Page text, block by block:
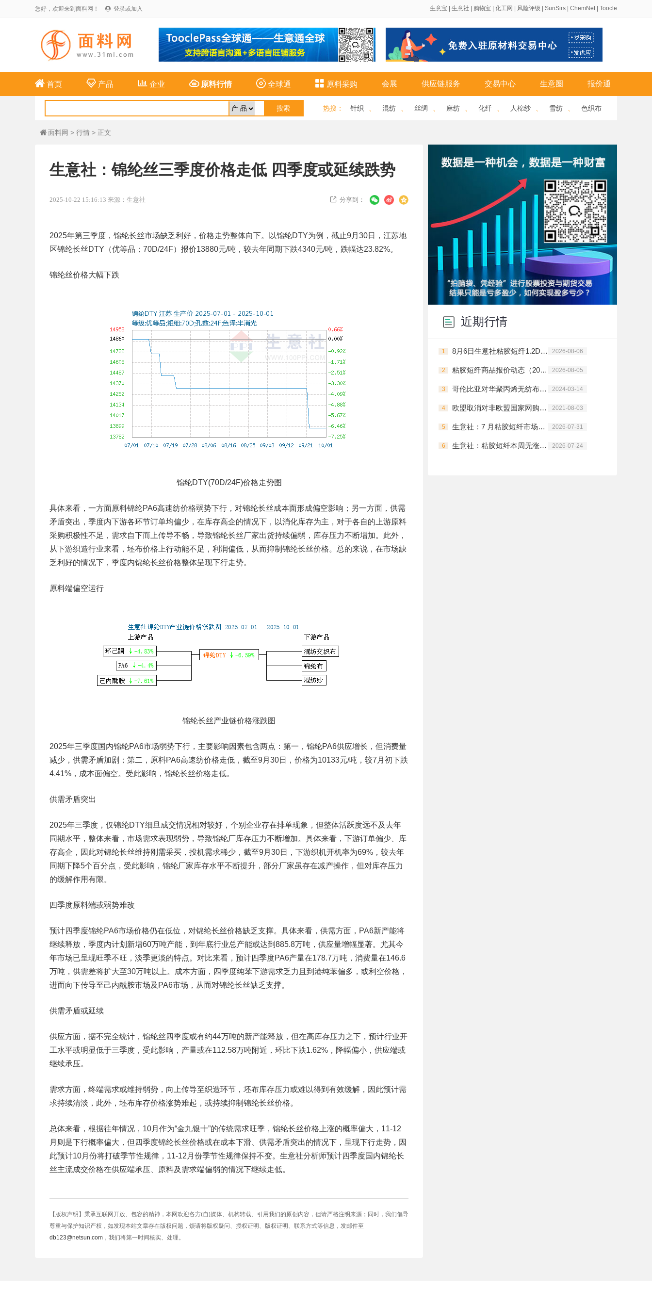
您好，欢迎来到面料网！  登录或加入 生意宝 生意社 购物宝 化工网 风险评级 SunSirs ChemNet| Toocle
 首页 产品 企业 原料行情 全球通  原料采购 会展 供应链服务 交易中心 生意圈 报价通
热搜 ： 针织 混纺 丝绸 麻纺 化纤 人棉纱 雪纺 色织布
 面料网 > 行情 > 正文
生意社：锦纶丝三季度价格走低 四季度或延续跌势
2025-10-22 15:16:13 来源：生意社  分享到：
2025年第三季度，锦纶长丝市场缺乏利好，价格走势整体向下。以锦纶DTY为例，截止9月30日，江苏地
区锦纶长丝DTY（优等品；70D/24F）报价13880元/吨，较去年同期下跌4340元/吨，跌幅达23.82%。
锦纶丝价格大幅下跌
锦纶DTY(70D/24F)价格走势图
具体来看，一方面原料锦纶PA6高速纺价格弱势下行，对锦纶长丝成本面形成偏空影响；另一方面，供需
矛盾突出，季度内下游各环节订单均偏少，在库存高企的情况下，以消化库存为主，对于各自的上游原料
采购积极性不足，需求自下而上传导不畅，导致锦纶长丝厂家出货持续偏弱，库存压力不断增加。此外，
从下游织造行业来看，坯布价格上行动能不足，利润偏低，从而抑制锦纶长丝价格。总的来说，在市场缺
乏利好的情况下，季度内锦纶长丝价格整体呈现下行走势。
原料端偏空运行
锦纶长丝产业链价格涨跌图
2025年三季度国内锦纶PA6市场弱势下行，主要影响因素包含两点：第一，锦纶PA6供应增长，但消费量
减少，供需矛盾加剧；第二，原料PA6高速纺价格走低，截至9月30日，价格为10133元/吨，较7月初下跌
4.41%，成本面偏空。受此影响，锦纶长丝价格走低。
供需矛盾突出
2025年三季度，仅锦纶DTY细旦成交情况相对较好，个别企业存在排单现象，但整体活跃度远不及去年
同期水平，整体来看，市场需求表现弱势，导致锦纶厂库存压力不断增加。具体来看，下游订单偏少、库
存高企，因此对锦纶长丝维持刚需采买，投机需求稀少，截至9月30日，下游织机开机率为69%，较去年
同期下降5个百分点，受此影响，锦纶厂家库存水平不断提升，部分厂家虽存在减产操作，但对库存压力
的缓解作用有限。
四季度原料端或弱势难改
预计四季度锦纶PA6市场价格仍在低位，对锦纶长丝价格缺乏支撑。具体来看，供需方面，PA6新产能将
继续释放，季度内计划新增60万吨产能，到年底行业总产能或达到885.8万吨，供应量增幅显著。尤其今
年市场已呈现旺季不旺，淡季更淡的特点。对比来看，预计四季度PA6产量在178.7万吨，消费量在146.6
万吨，供需差将扩大至30万吨以上。成本方面，四季度纯苯下游需求乏力且到港纯苯偏多，或利空价格，
进而向下传导至己内酰胺市场及PA6市场，从而对锦纶长丝缺乏支撑。
供需矛盾或延续
供应方面，据不完全统计，锦纶丝四季度或有约44万吨的新产能释放，但在高库存压力之下，预计行业开
工水平或明显低于三季度，受此影响，产量或在112.58万吨附近，环比下跌1.62%，降幅偏小，供应端或
继续承压。
需求方面，终端需求或维持弱势，向上传导至织造环节，坯布库存压力或难以得到有效缓解，因此预计需
求持续清淡，此外，坯布库存价格涨势难起，或持续抑制锦纶长丝价格。
总体来看，根据往年情况，10月作为“金九银十”的传统需求旺季，锦纶长丝价格上涨的概率偏大，11-12
月则是下行概率偏大，但四季度锦纶长丝价格或在成本下滑、供需矛盾突出的情况下，呈现下行走势，因
此预计10月份将打破季节性规律，11-12月份季节性规律保持不变。生意社分析师预计四季度国内锦纶长
丝主流成交价格在供应端承压、原料及需求端偏弱的情况下继续走低。
【版权声明】秉承互联网开放、包容的精神，本网欢迎各方(自)媒体、机构转载、引用我们的原创内容，但请严格注明来源；同时，我们倡导
尊重与保护知识产权，如发现本站文章存在版权问题，烦请将版权疑问、授权证明、版权证明、联系方式等信息，发邮件至
db123@netsun.com ，我们将第一时间核实、处理。
近期行情
1 8月6日生意社粘胶短纤1.2D基准价为14200.00元/吨 2026-08-06
2 粘胶短纤商品报价动态（2026-08-05） 2026-08-05
3 哥伦比亚对华聚丙烯无纺布启动反倾销调查 2024-03-14
4 欧盟取消对非欧盟国家网购商品税收优惠 2021-08-03
5 生意社：7 月粘胶短纤市场走势维稳 2026-07-31
6 生意社：粘胶短纤本周无涨跌变动 呈维稳格局 2026-07-24